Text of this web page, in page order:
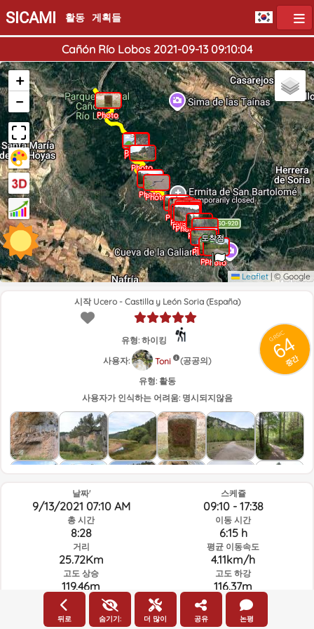
SICAMI 활동 게획들
Cañón Río Lobos 2021-09-13 09:10:04
출발점
도착점
Photo
Photo
Photo
Photo
Photo
Photo
Photo
Photo
Photo
Photo
Photo
Photo
Photo
Photo
Photo
Photo
Photo
Photo
Photo
Photo
+
−
Leaflet | © Google
GRSIC
64
중간
시작 Ucero - Castilla y León Soria (España)
유형: 하이킹
사용자:
Toni
(공공의)
유형: 활동
사용자가 인식하는 어려움: 명시되지않음
날짜'
9/13/2021 07:10 AM
총 시간
8:28
거리
25.72Km
고도 상승
119.46m
스케쥴
09:10 - 17:38
이동 시간
6:15 h
평균 이동속도
4.11km/h
고도 하강
116.37m
루트의 그날과 선택된 시간의 날씨
뒤로 숨기기: 더 많이 공유 논평